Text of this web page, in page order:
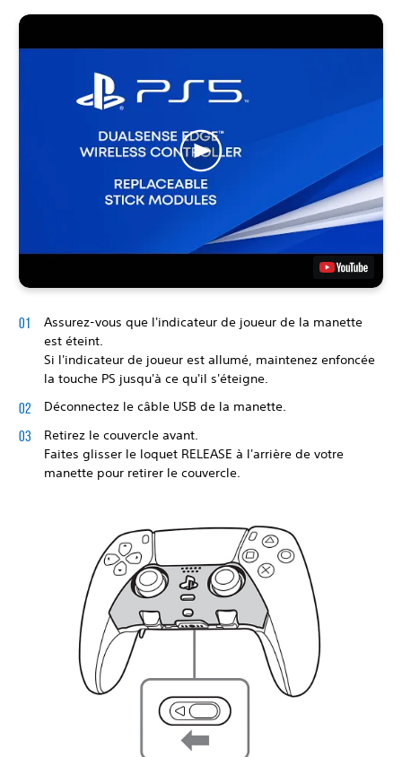
Assurez-vous que l'indicateur de joueur de la manette
est éteint.
Si l'indicateur de joueur est allumé, maintenez enfoncée
la touche PS jusqu'à ce qu'il s'éteigne.
Déconnectez le câble USB de la manette.
Retirez le couvercle avant.
Faites glisser le loquet RELEASE à l'arrière de votre
manette pour retirer le couvercle.